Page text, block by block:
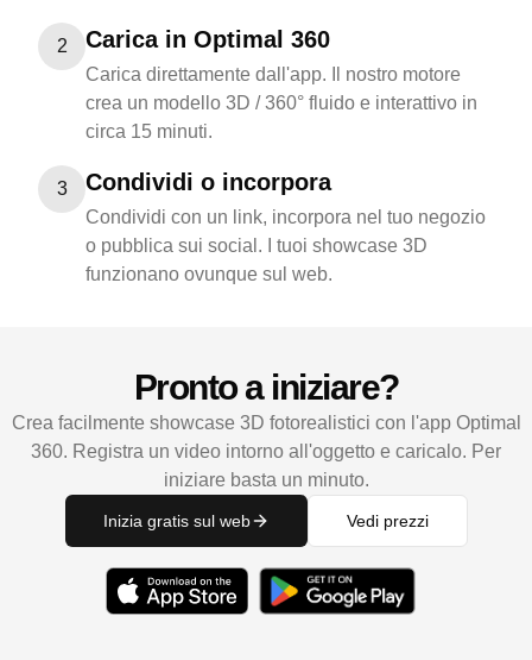
2 Carica in Optimal 360
Carica direttamente dall'app. Il nostro motore
crea un modello 3D / 360° fluido e interattivo in
circa 15 minuti.
3 Condividi o incorpora
Condividi con un link, incorpora nel tuo negozio
o pubblica sui social. I tuoi showcase 3D
funzionano ovunque sul web.
Pronto a iniziare?
Crea facilmente showcase 3D fotorealistici con l'app Optimal
360. Registra un video intorno all'oggetto e caricalo. Per
iniziare basta un minuto.
Inizia gratis sul web Vedi prezzi